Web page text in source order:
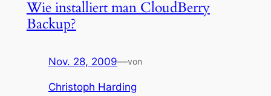
Wie installiert man CloudBerry
Backup?
Nov. 28, 2009—von
Christoph Harding